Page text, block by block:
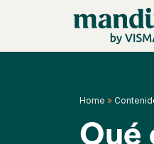
Home »
Qué